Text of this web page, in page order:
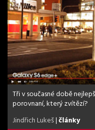
Tři v současné době
porovnaní, který zvítězí?
Jindřich Lukeš|články